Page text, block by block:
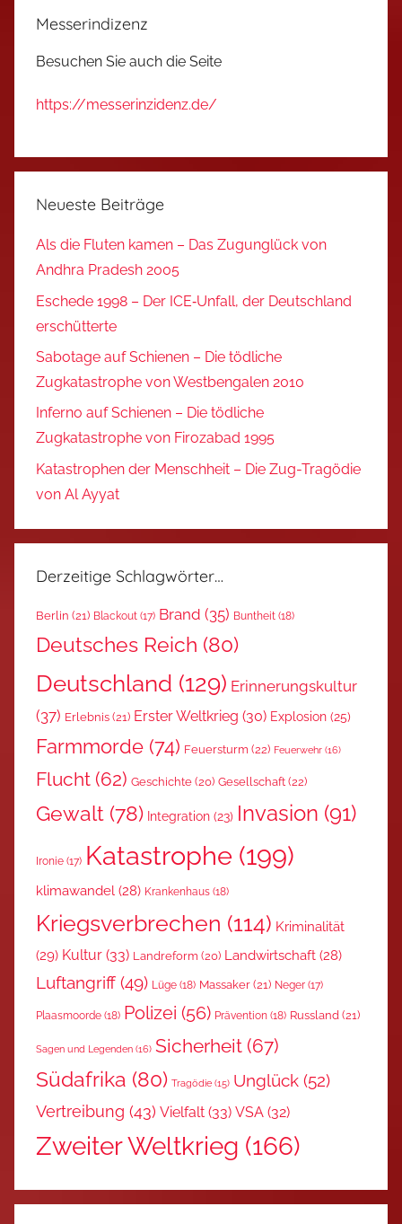
Messerindizenz
Besuchen Sie auch die Seite
https://messerinzidenz.de/
Neueste Beiträge
Als die Fluten kamen – Das Zugunglück von
Andhra Pradesh 2005
Eschede 1998 – Der ICE‑Unfall, der Deutschland
erschütterte
Sabotage auf Schienen – Die tödliche
Zugkatastrophe von Westbengalen 2010
Inferno auf Schienen – Die tödliche
Zugkatastrophe von Firozabad 1995
Katastrophen der Menschheit – Die Zug-Tragödie
von Al Ayyat
Derzeitige Schlagwörter…
Berlin (21) Blackout (17) Brand (35) Buntheit (18)
Deutsches Reich (80)
Deutschland (129) Erinnerungskultur
(37) Erlebnis (21) Erster Weltkrieg (30) Explosion (25)
Farmmorde (74) Feuersturm (22) Feuerwehr (16)
Flucht (62) Geschichte (20) Gesellschaft(22)
Gewalt (78) Integration (23) Invasion (91)
Ironie (17) Katastrophe (199)
klimawandel (28) Krankenhaus (18)
Kriegsverbrechen (114) Kriminalität
(29) Kultur (33) Landreform (20) Landwirtschaft (28)
Luftangriff (49) Lüge (18) Massaker (21) Neger (17)
Plaasmoorde (18) Polizei (56) Prävention (18) Russland (21)
Sagen und Legenden (16) Sicherheit (67)
Südafrika (80) Tragödie (15) Unglück (52)
Vertreibung (43) Vielfalt (33) VSA (32)
Zweiter Weltkrieg (166)